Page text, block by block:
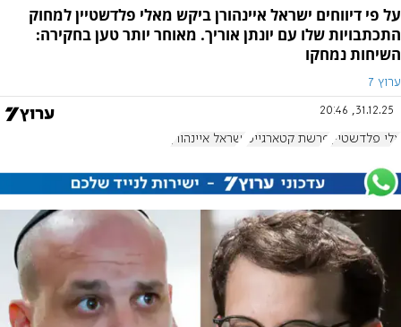
על פי דיווחים ישראל איינהורן ביקש מאלי פלדשטיין למחוק
התכתבויות שלו עם יונתן אוריך. מאוחר יותר טען בחקירה:
השיחות נמחקו
ערוץ 7
31.12.25, 20:46
אלי פלדשטיין פרשת קטארגייט ישראל איינהורן